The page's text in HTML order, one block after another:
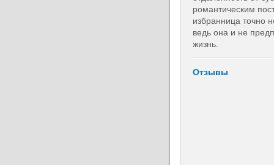
романтическим
избранница точно
ведь она и не
жизнь.
Отзывы